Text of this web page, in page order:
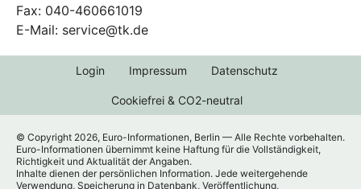
Fax: 040-460661019
E-Mail: service@tk.de
Login Impressum Datenschutz
Cookiefrei & CO2-neutral
© Copyright 2026, Euro-Informationen, Berlin — Alle Rechte vorbehalten.
Euro-Informationen übernimmt keine Haftung für die Vollständigkeit,
Richtigkeit und Aktualität der Angaben.
Inhalte dienen der persönlichen Information. Jede weitergehende
Verwendung, Speicherung in Datenbank, Veröffentlichung,